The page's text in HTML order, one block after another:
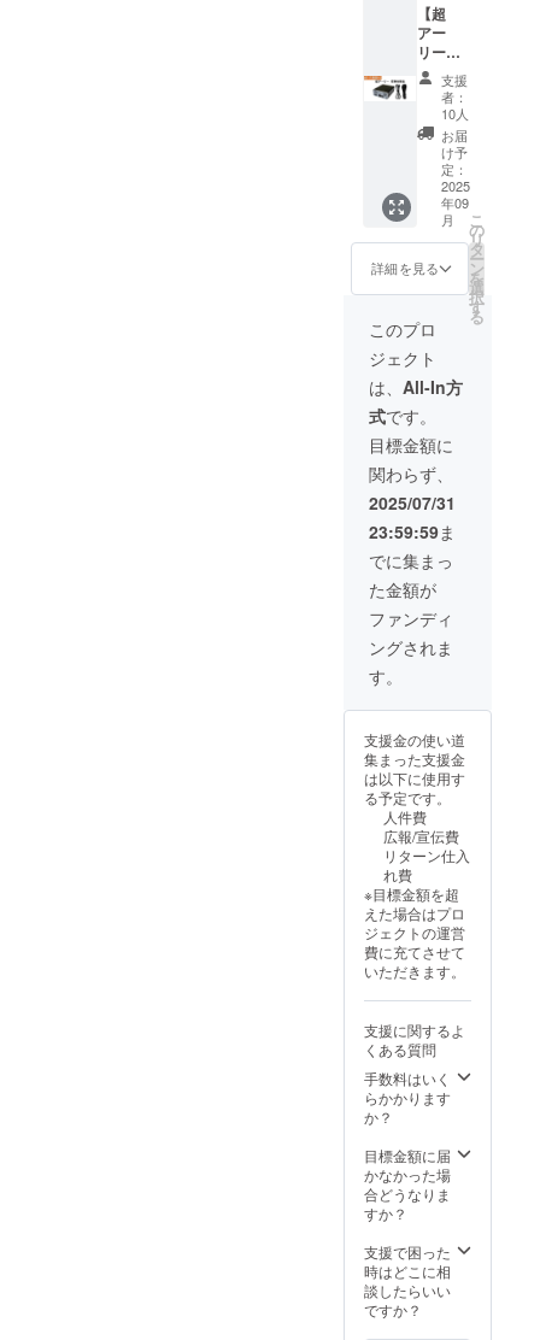
【超
アー
リー単
品】 金
額（送
料・税
込）：
¥9980
リター
ン内容
：美耳
USB
オー
ディオ
変換機
限定
数：10
台
支援
者：
10人
お届
け予
定：
2025
年09
月
詳細を見る
こ
の
リ
タ
ー
ン
を
選
択
す
る
このプロ
ジェクト
は、 All-In方
式です。
目標金額に
関わらず、
2025/07/31
23:59:59ま
でに集まっ
た金額が
ファンディ
ングされま
す。
支援金の使い道
集まった支援金
は以下に使用す
る予定です。
人件費
広報/宣伝費
リターン仕入
れ費
※目標金額を超
えた場合はプロ
ジェクトの運営
費に充てさせて
いただきます。
支援に関するよ
くある質問
手数料はいく
らかかります
か？
目標金額に届
かなかった場
合どうなりま
すか？
支援で困った
時はどこに相
談したらいい
ですか？